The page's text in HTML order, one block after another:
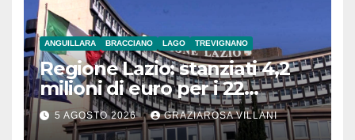
ANGUILLARA BRACCIANO LAGO TREVIGNANO
Regione Lazio: stanziati 4,2
milioni di euro per i 22
Comuni dell’Etruria
Meridionale
5 AGOSTO 2026 GRAZIAROSA VILLANI